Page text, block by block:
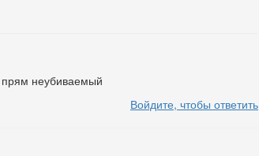
прям неубиваемый
Войдите, чтобы ответить